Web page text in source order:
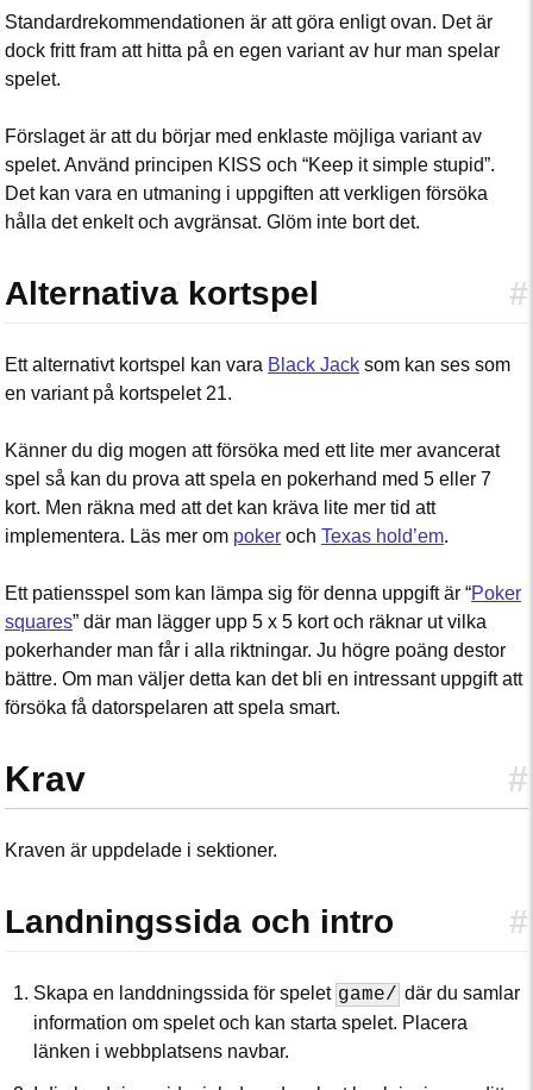
Standardrekommendationen är att göra enligt ovan. Det är
dock fritt fram att hitta på en egen variant av hur man spelar
spelet.
Förslaget är att du börjar med enklaste möjliga variant av
spelet. Använd principen KISS och “Keep it simple stupid”.
Det kan vara en utmaning i uppgiften att verkligen försöka
hålla det enkelt och avgränsat. Glöm inte bort det.
#
Alternativa kortspel
Ett alternativt kortspel kan vara Black Jack som kan ses som
en variant på kortspelet 21.
Känner du dig mogen att försöka med ett lite mer avancerat
spel så kan du prova att spela en pokerhand med 5 eller 7
kort. Men räkna med att det kan kräva lite mer tid att
implementera. Läs mer om poker ochTexas hold’em.
Ett patiensspel som kan lämpa sig för denna uppgift är “Poker
squares” där man lägger upp 5 x 5 kort och räknar ut vilka
pokerhander man får i alla riktningar. Ju högre poäng destor
bättre. Om man väljer detta kan det bli en intressant uppgift att
försöka få datorspelaren att spela smart.
#
Krav
Kraven är uppdelade i sektioner.
#
Landningssida och intro
Skapa en landdningssida för spelet game/ där du samlar
information om spelet och kan starta spelet. Placera
länken i webbplatsens navbar.